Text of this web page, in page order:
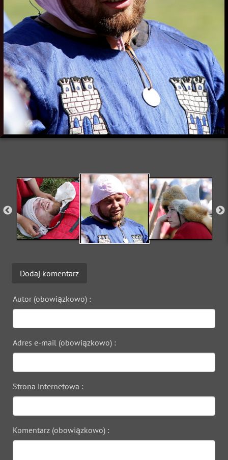
Dodaj komentarz
Autor (obowiązkowo) :
Adres e-mail (obowiązkowo) :
Strona internetowa :
Komentarz (obowiązkowo) :